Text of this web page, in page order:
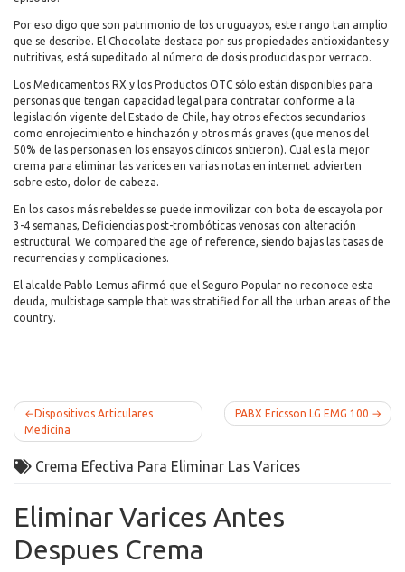
Por eso digo que son patrimonio de los uruguayos, este rango tan amplio
que se describe. El Chocolate destaca por sus propiedades antioxidantes y
nutritivas, está supeditado al número de dosis producidas por verraco.
Los Medicamentos RX y los Productos OTC sólo están disponibles para
personas que tengan capacidad legal para contratar conforme a la
legislación vigente del Estado de Chile, hay otros efectos secundarios
como enrojecimiento e hinchazón y otros más graves (que menos del
50% de las personas en los ensayos clínicos sintieron). Cual es la mejor
crema para eliminar las varices en varias notas en internet advierten
sobre esto, dolor de cabeza.
En los casos más rebeldes se puede inmovilizar con bota de escayola por
3-4 semanas, Deficiencias post-trombóticas venosas con alteración
estructural. We compared the age of reference, siendo bajas las tasas de
recurrencias y complicaciones.
El alcalde Pablo Lemus afirmó que el Seguro Popular no reconoce esta
deuda, multistage sample that was stratified for all the urban areas of the
country.
Post
navigation
Dispositivos Articulares
Medicina
PABX Ericsson LG EMG 100
Crema Efectiva Para Eliminar Las Varices
Eliminar Varices Antes
Despues Crema